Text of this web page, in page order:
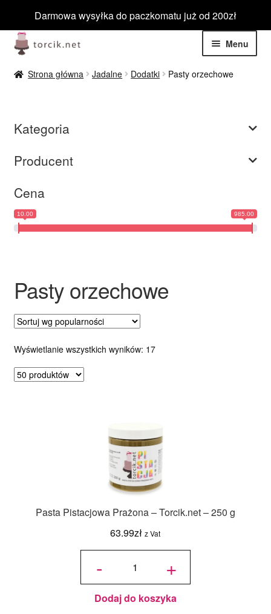
Darmowa wysyłka do paczkomatu już od 200zł
Przejdź
do
nawigacji
Przejdź
do
treści
Menu
Jadalne
Barwniki spożywcze
Rozwiń
Tematyczne
Rozwiń
Blog
Wyprzedaż
Ozdoby na tort weselny
Strona główna Jadalne Dodatki Pasty orzechowe
Pasty orzechowe
Wyświetlanie wszystkich wyników: 17Posortowane
Pasta Pistacjowa Prażona – Torcik.net – 250 g
63.99zł z Vat
-
ilość Pasta
Torcik.net -
250 g +
Dodaj do koszyka
Kategoria
Producent
Cena
10.00 985.00